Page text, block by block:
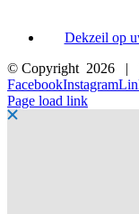
Dekzeil op
© Copyright 2026 |
FacebookInstagram
Page load link